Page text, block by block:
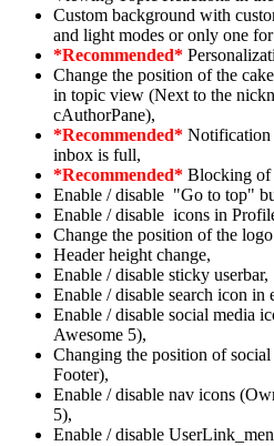
Custom background with
and light modes or only one
*Recommended*
Change the position of the
in topic view (Next to the
cAuthorPane),
*Recommended* Notification
inbox is full,
*Recommended* Blocking of
Enable / disable "Go to top"
Enable / disable icons in
Change the position of the
Header height change,
Enable / disable sticky userbar,
Enable / disable search icon in
Enable / disable social media
Awesome 5),
Changing the position of
Footer),
Enable / disable nav icons
5),
Enable / disable